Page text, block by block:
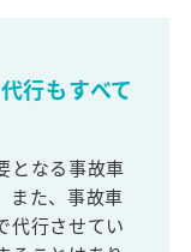
行もすべて
となる事故車
また、事故車
代行させてい